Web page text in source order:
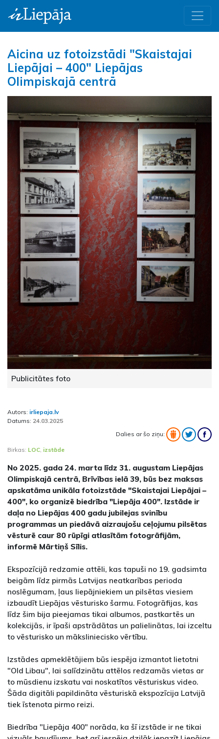
Aicina uz fotoizstādi "Skaistajai
Liepājai – 400" Liepājas
Olimpiskajā centrā
Publicitātes foto
Autors: irliepaja.lv
Datums: 24.03.2025
Dalies ar šo ziņu:
Birkas: LOC izstāde
No 2025. gada 24. marta līdz 31. augustam Liepājas
Olimpiskajā centrā, Brīvības ielā 39, būs bez maksas
apskatāma unikāla fotoizstāde "Skaistajai Liepājai –
400", ko organizē biedrība "Liepāja 400". Izstāde ir
daļa no Liepājas 400 gadu jubilejas svinību
programmas un piedāvā aizraujošu ceļojumu pilsētas
vēsturē caur 80 rūpīgi atlasītām fotogrāfijām,
informē Mārtiņš Sīlis.
Ekspozīcijā redzamie attēli, kas tapuši no 19. gadsimta
beigām līdz pirmās Latvijas neatkarības perioda
noslēgumam, ļaus liepājniekiem un pilsētas viesiem
izbaudīt Liepājas vēsturisko šarmu. Fotogrāfijas, kas
līdz šim bija pieejamas tikai albumos, pastkartēs un
kolekcijās, ir īpaši apstrādātas un palielinātas, lai izceltu
to vēsturisko un māksliniecisko vērtību.
Izstādes apmeklētājiem būs iespēja izmantot lietotni
"Old Libau", lai salīdzinātu attēlos redzamās vietas ar
to mūsdienu izskatu vai noskatītos vēsturiskus video.
Šāda digitāli papildināta vēsturiskā ekspozīcija Latvijā
tiek īstenota pirmo reizi.
Biedrība "Liepāja 400" norāda, ka šī izstāde ir ne tikai